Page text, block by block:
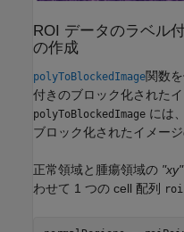
ROI データのラベル
の作成
polyToBlockedImage関数
付きのブロック化された
polyToBlockedImage には
ブロック化されたイメー
正常領域と腫瘍領域の "xy"
わせて 1 つの cell 配列